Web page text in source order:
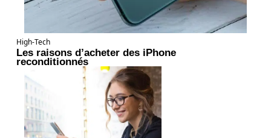
High-Tech
Les raisons d’acheter des iPhone
reconditionnés